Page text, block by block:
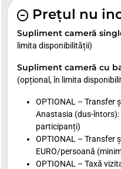
Prețul nu
Supliment cameră
limita disponibilității)
Supliment cameră cu
(opțional, în limita
OPTIONAL – Transfer
Anastasia (dus-întors):
participanți)
OPTIONAL – Transfer
EURO/persoană
OPTIONAL – Taxă